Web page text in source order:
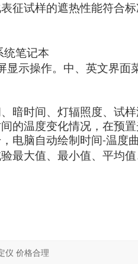
征试样的遮热性能符合
统笔记本
显示操作。中、英文界面
暗时间、灯辐照度、试
的温度变化情况，在预
电脑自动绘制时间-温度
最大值、最小值、平均